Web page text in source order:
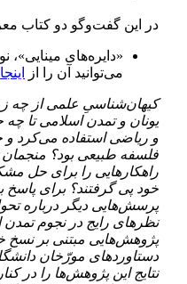
در این گفت‌و‌گو دو کتاب
«دایره‌های مینایی»،
می‌توانید آن را از
اینجا
کیهان‌شناسیِ علمی از چه
یونان و تمدن اسلامی تا
و ریاضی استفاده می‌کرد و
فلسفه طبیعی بود؟
راهکارهایی را برای حل
خود پی گرفتند؟ برای پاسخ
پرسش‌هایی دیگر درباره
نظرهای رایج در نجوم تمدن
پژوهش‌هایی مبتنی بر نسخ
دستاوردهای مورّخان
نتایج این پژوهش‌ها را در